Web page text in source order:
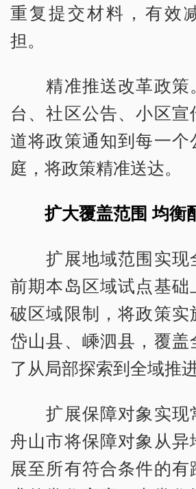
重复提交材料，有效
担。
精准推送改革政策
台、社区公告、小区
道将政策通知到每一个
庭，将政策精准送达。
扩大覆盖范围 均衡
扩展地域范围实现
前期本岛区域试点基础
破区域限制，将政策实
岱山县、嵊泗县，覆盖
了从局部探索到全域推进
扩展保障对象实现
舟山市将保障对象从异
展至所有符合条件的